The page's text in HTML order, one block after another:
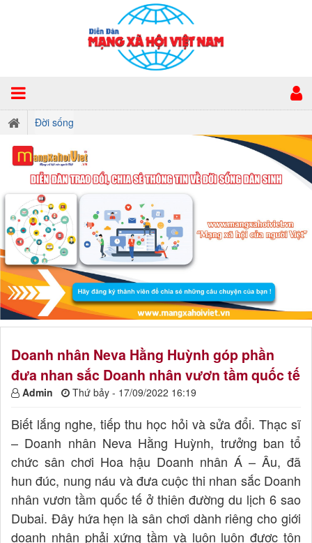
Đời sống
Doanh nhân Neva Hằng Huỳnh góp phần
đưa nhan sắc Doanh nhân vươn tầm quốc tế
Admin Thứ bảy - 17/09/2022 16:19
Biết lắng nghe, tiếp thu học hỏi và sửa đổi. Thạc sĩ
– Doanh nhân Neva Hằng Huỳnh, trưởng ban tổ
chức sân chơi Hoa hậu Doanh nhân Á – Âu, đã
hun đúc, nung náu và đưa cuộc thi nhan sắc Doanh
nhân vươn tầm quốc tế ở thiên đường du lịch 6 sao
Dubai. Đây hứa hẹn là sân chơi dành riêng cho giới
doanh nhân phải xứng tầm và luôn luôn được tôn